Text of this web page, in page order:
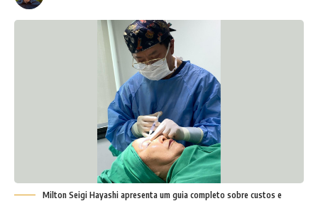
Milton Seigi Hayashi apresenta um guia completo sobre custos e